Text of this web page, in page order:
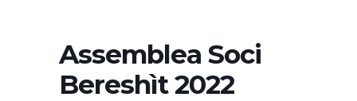
Assemblea Soci
Bereshìt 2022